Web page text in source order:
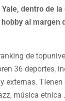
dentro de
al margen
de
36 deportes,
externas.
música etnica .